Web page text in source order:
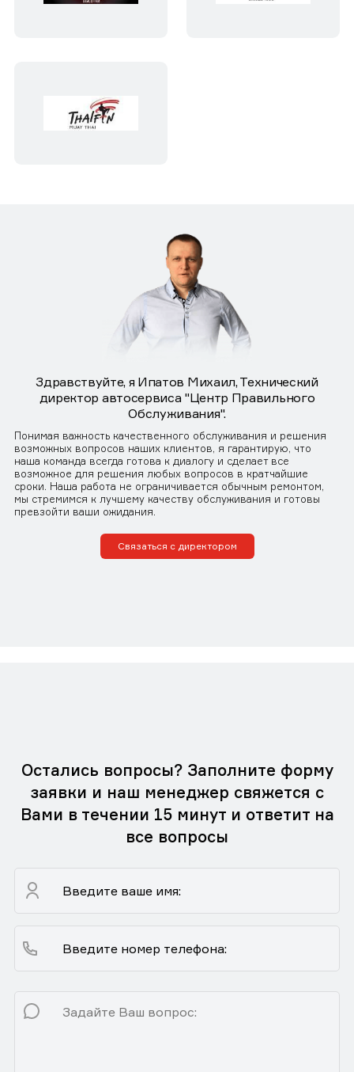
Здравствуйте, я Ипатов Михаил, Технический
директор автосервиса "Центр Правильного
Обслуживания".
Понимая важность качественного обслуживания и решения
возможных вопросов наших клиентов, я гарантирую, что
наша команда всегда готова к диалогу и сделает все
возможное для решения любых вопросов в кратчайшие
сроки. Наша работа не ограничивается обычным ремонтом,
мы стремимся к лучшему качеству обслуживания и готовы
превзойти ваши ожидания.
Связаться с директором
Остались вопросы? Заполните форму
заявки и наш менеджер свяжется с
Вами в течении 15 минут и ответит на
все вопросы